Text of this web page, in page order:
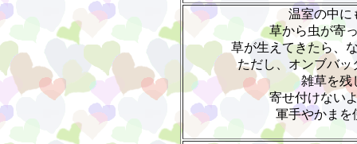
温室の中に
草から虫が寄
草が生えてきたら、
ただし、オンブバ
雑草を残
寄せ付けない
軍手やかまを